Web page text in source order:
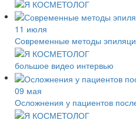
11 июля
Современные методы
большое видео интервью
09 мая
Осложнения у пациентов